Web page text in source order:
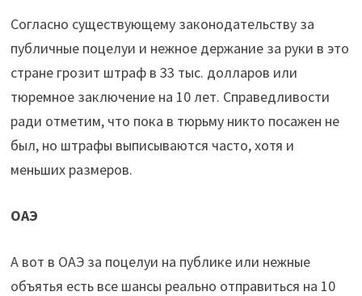
Согласно существующему законодательству за
публичные поцелуи и нежное держание за руки в это
стране грозит штраф в 33 тыс. долларов или
тюремное заключение на 10 лет. Справедливости
ради отметим, что пока в тюрьму никто посажен не
был, но штрафы выписываются часто, хотя и
меньших размеров.
ОАЭ
А вот в ОАЭ за поцелуи на публике или нежные
объятья есть все шансы реально отправиться на 10